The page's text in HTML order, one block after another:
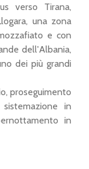
verso Tirana,
una zona
e con
dell'Albania,
dei più grandi
proseguimento
in
in